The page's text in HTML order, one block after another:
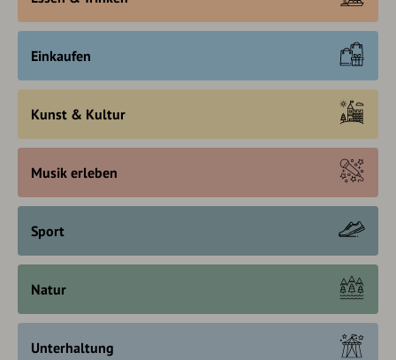
Einkaufen
Kunst & Kultur
Musik erleben
Sport
Natur
Unterhaltung